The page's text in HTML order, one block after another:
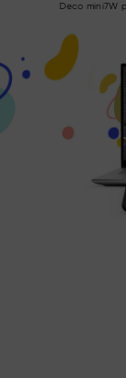
Deco mini7W